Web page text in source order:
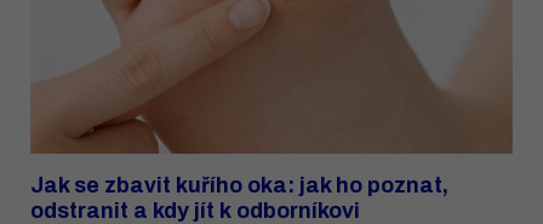
Jak se zbavit kuřího oka: jak ho poznat,
odstranit a kdy jít k odborníkovi